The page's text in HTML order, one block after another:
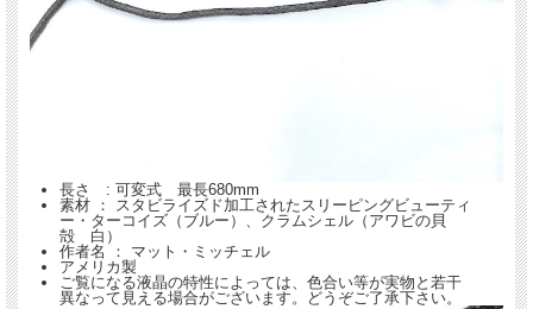
長さ : 可変式 最長680mm
素材 ： スタビライズド加工されたスリーピングビューティ
ー・ターコイズ（ブルー）、クラムシェル（アワビの貝
殻 白）
作者名 ： マット・ミッチェル
アメリカ製
ご覧になる液晶の特性によっては、色合い等が実物と若干
異なって見える場合がございます。どうぞご了承下さい。